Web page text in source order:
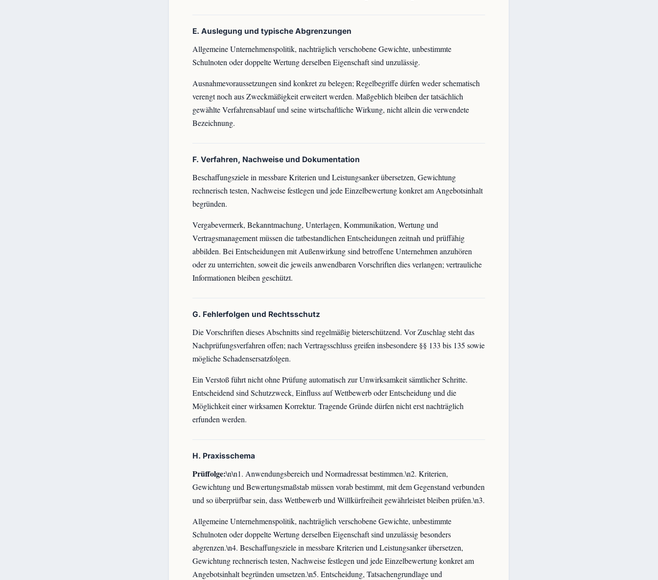
E. Auslegung und typische Abgrenzungen
Allgemeine Unternehmenspolitik, nachträglich verschobene Gewichte, unbestimmte
Schulnoten oder doppelte Wertung derselben Eigenschaft sind unzulässig.
Ausnahmevoraussetzungen sind konkret zu belegen; Regelbegriffe dürfen weder schematisch
verengt noch aus Zweckmäßigkeit erweitert werden. Maßgeblich bleiben der tatsächlich
gewählte Verfahrensablauf und seine wirtschaftliche Wirkung, nicht allein die verwendete
Bezeichnung.
F. Verfahren, Nachweise und Dokumentation
Beschaffungsziele in messbare Kriterien und Leistungsanker übersetzen, Gewichtung
rechnerisch testen, Nachweise festlegen und jede Einzelbewertung konkret am Angebotsinhalt
begründen.
Vergabevermerk, Bekanntmachung, Unterlagen, Kommunikation, Wertung und
Vertragsmanagement müssen die tatbestandlichen Entscheidungen zeitnah und prüffähig
abbilden. Bei Entscheidungen mit Außenwirkung sind betroffene Unternehmen anzuhören
oder zu unterrichten, soweit die jeweils anwendbaren Vorschriften dies verlangen; vertrauliche
Informationen bleiben geschützt.
G. Fehlerfolgen und Rechtsschutz
Die Vorschriften dieses Abschnitts sind regelmäßig bieterschützend. Vor Zuschlag steht das
Nachprüfungsverfahren offen; nach Vertragsschluss greifen insbesondere §§ 133 bis 135 sowie
mögliche Schadensersatzfolgen.
Ein Verstoß führt nicht ohne Prüfung automatisch zur Unwirksamkeit sämtlicher Schritte.
Entscheidend sind Schutzzweck, Einfluss auf Wettbewerb oder Entscheidung und die
Möglichkeit einer wirksamen Korrektur. Tragende Gründe dürfen nicht erst nachträglich
erfunden werden.
H. Praxisschema
Prüffolge:\n\n1. Anwendungsbereich und Normadressat bestimmen.\n2. Kriterien,
Gewichtung und Bewertungsmaßstab müssen vorab bestimmt, mit dem Gegenstand verbunden
und so überprüfbar sein, dass Wettbewerb und Willkürfreiheit gewährleistet bleiben prüfen.\n3.
Allgemeine Unternehmenspolitik, nachträglich verschobene Gewichte, unbestimmte
Schulnoten oder doppelte Wertung derselben Eigenschaft sind unzulässig besonders
abgrenzen.\n4. Beschaffungsziele in messbare Kriterien und Leistungsanker übersetzen,
Gewichtung rechnerisch testen, Nachweise festlegen und jede Einzelbewertung konkret am
Angebotsinhalt begründen umsetzen.\n5. Entscheidung, Tatsachengrundlage und